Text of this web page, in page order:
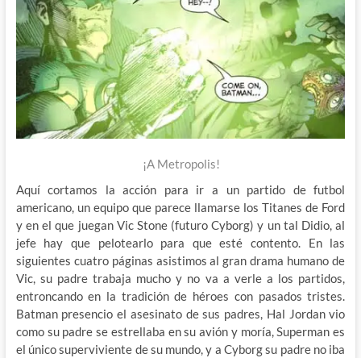
¡A Metropolis!
Aquí cortamos la acción para ir a un partido de futbol
americano, un equipo que parece llamarse los Titanes de Ford
y en el que juegan Vic Stone (futuro Cyborg) y un tal Didio, al
jefe hay que pelotearlo para que esté contento. En las
siguientes cuatro páginas asistimos al gran drama humano de
Vic, su padre trabaja mucho y no va a verle a los partidos,
entroncando en la tradición de héroes con pasados tristes.
Batman presencio el asesinato de sus padres, Hal Jordan vio
como su padre se estrellaba en su avión y moría, Superman es
el único superviviente de su mundo, y a Cyborg su padre no iba